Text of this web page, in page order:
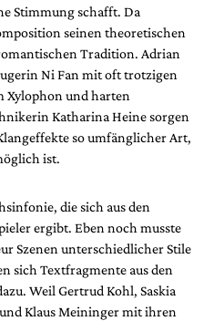
Stimmung schafft. Da
seinen theoretischen
Tradition. Adrian
Ni Fan mit oft trotzigen
Xylophon und harten
Katharina Heine sorgen
so umfänglicher Art,
ist.
die sich aus den
ergibt. Eben noch musste
Szenen unterschiedlicher Stile
sich Textfragmente aus den
Weil Gertrud Kohl, Saskia
Klaus Meininger mit ihren